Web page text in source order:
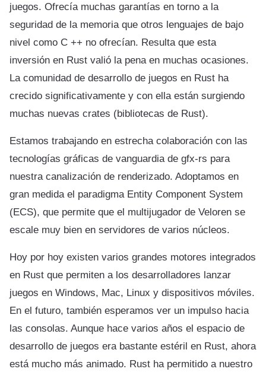
juegos. Ofrecía muchas garantías en torno a la
seguridad de la memoria que otros lenguajes de bajo
nivel como C ++ no ofrecían. Resulta que esta
inversión en Rust valió la pena en muchas ocasiones.
La comunidad de desarrollo de juegos en Rust ha
crecido significativamente y con ella están surgiendo
muchas nuevas crates (bibliotecas de Rust).
Estamos trabajando en estrecha colaboración con las
tecnologías gráficas de vanguardia de gfx-rs para
nuestra canalización de renderizado. Adoptamos en
gran medida el paradigma Entity Component System
(ECS), que permite que el multijugador de Veloren se
escale muy bien en servidores de varios núcleos.
Hoy por hoy existen varios grandes motores integrados
en Rust que permiten a los desarrolladores lanzar
juegos en Windows, Mac, Linux y dispositivos móviles.
En el futuro, también esperamos ver un impulso hacia
las consolas. Aunque hace varios años el espacio de
desarrollo de juegos era bastante estéril en Rust, ahora
está mucho más animado. Rust ha permitido a nuestro